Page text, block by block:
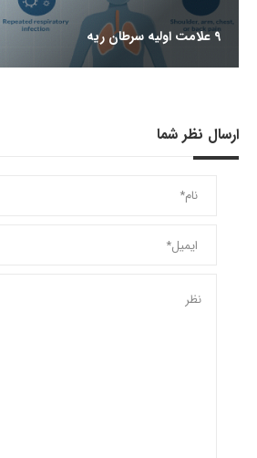
9 علامت اولیه سرطان ریه
ارسال نظر شما